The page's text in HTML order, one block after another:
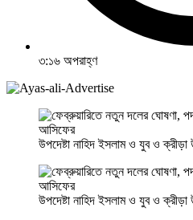
৩:১৬ অপরাহ্ণ
উপদেষ্টা নাহিদ ইসলাম ও যুব ও
উপদেষ্টা নাহিদ ইসলাম ও যুব ও